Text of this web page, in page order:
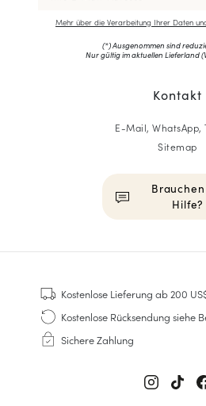
Mehr über die Verarbeitung Ihrer Daten
(*) Ausgenommen sind
Nur gültig im aktuellen Lieferland (
Kontakt
E-Mail, WhatsApp,
Sitemap
Brauchen
Hilfe?
Sneakers
Goodyear genäht
Derbys & Richelieu
Richelieu-Herrenschuhe
Kostenlose Lieferung ab 200
Kostenlose Rücksendung siehe
Sichere Zahlung